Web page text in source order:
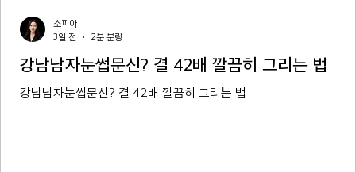
강남남자눈썹문신? 결 42배 깔끔히 그리는 법
강남남자눈썹문신? 결 42배 깔끔히 그리는 법
소피아
3일 전
2분 분량